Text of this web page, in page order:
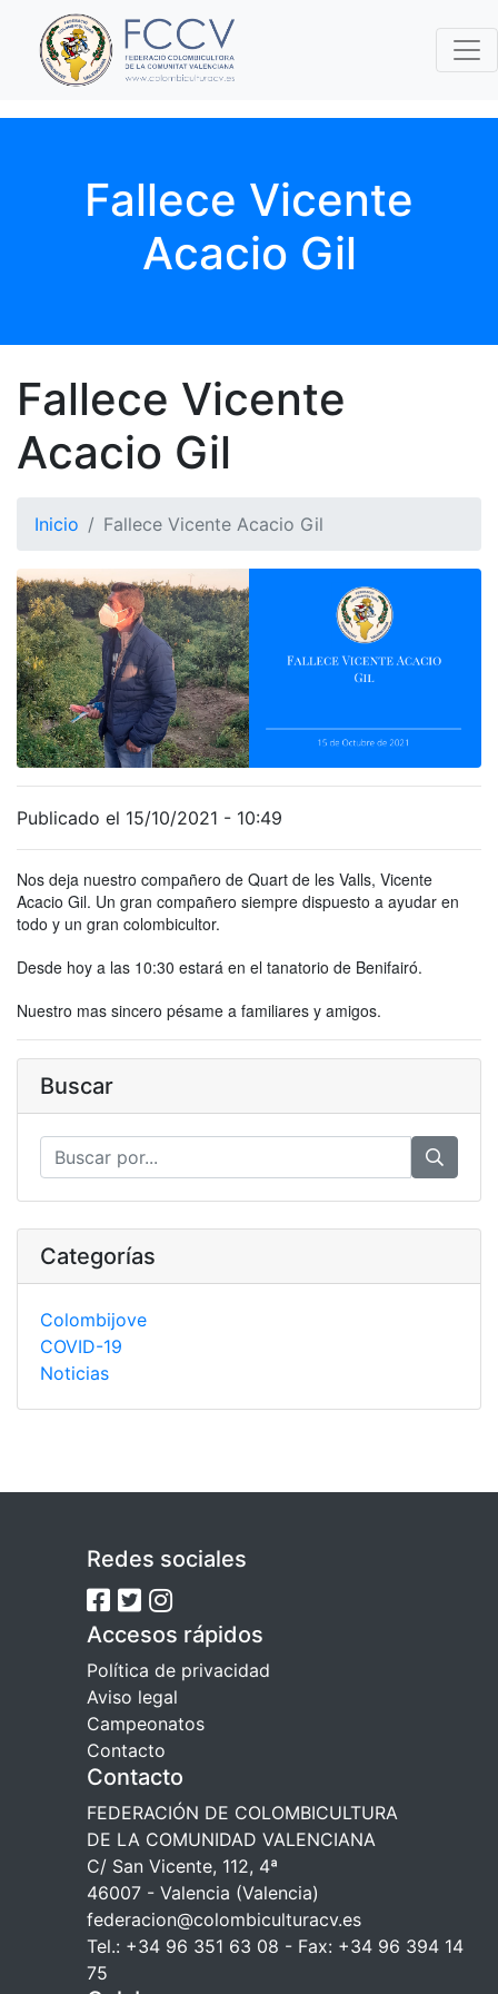
Fallece Vicente
Acacio Gil
Fallece Vicente
Acacio Gil
Inicio Fallece Vicente Acacio Gil
Publicado el 15/10/2021 - 10:49
Nos deja nuestro compañero de Quart de les Valls, Vicente
Acacio Gil. Un gran compañero siempre dispuesto a ayudar en
todo y un gran colombicultor.
Desde hoy a las 10:30 estará en el tanatorio de Benifairó.
Nuestro mas sincero pésame a familiares y amigos.
Buscar
Categorías
Colombijove
COVID-19
Noticias
Redes sociales
Accesos rápidos
Política de privacidad
Aviso legal
Campeonatos
Contacto
Contacto
FEDERACIÓN DE COLOMBICULTURA
DE LA COMUNIDAD VALENCIANA
C/ San Vicente, 112, 4ª
46007 - Valencia (Valencia)
federacion@colombiculturacv.es
Tel.: +34 96 351 63 08 - Fax: +34 96 394 14
75